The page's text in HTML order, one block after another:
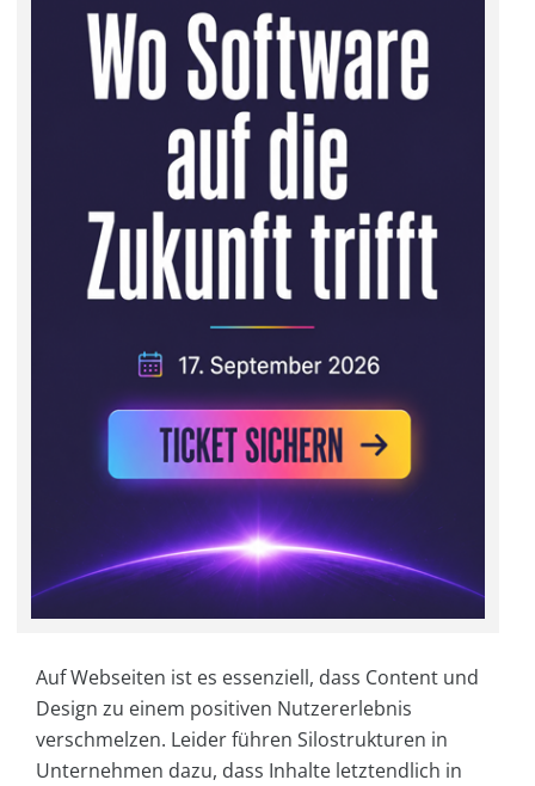
Auf Webseiten ist es essenziell, dass Content und
Design zu einem positiven Nutzererlebnis
verschmelzen. Leider führen Silostrukturen in
Unternehmen dazu, dass Inhalte letztendlich in